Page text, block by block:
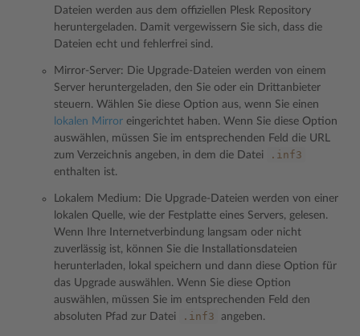
Dateien werden aus dem offiziellen Plesk Repository
heruntergeladen. Damit vergewissern Sie sich, dass die
Dateien echt und fehlerfrei sind.
Mirror-Server: Die Upgrade-Dateien werden von einem
Server heruntergeladen, den Sie oder ein Drittanbieter
steuern. Wählen Sie diese Option aus, wenn Sie einen
lokalen Mirror eingerichtet haben. Wenn Sie diese Option
auswählen, müssen Sie im entsprechenden Feld die URL
zum Verzeichnis angeben, in dem die Datei
.inf3
enthalten ist.
Lokalem Medium: Die Upgrade-Dateien werden von einer
lokalen Quelle, wie der Festplatte eines Servers, gelesen.
Wenn Ihre Internetverbindung langsam oder nicht
zuverlässig ist, können Sie die Installationsdateien
herunterladen, lokal speichern und dann diese Option für
das Upgrade auswählen. Wenn Sie diese Option
auswählen, müssen Sie im entsprechenden Feld den
absoluten Pfad zur Datei
.inf3 angeben.